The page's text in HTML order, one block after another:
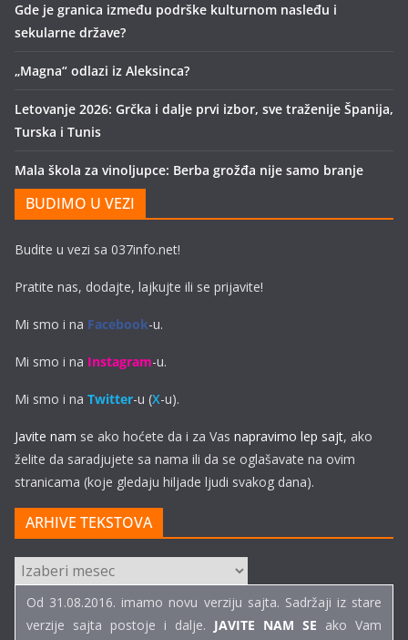
Gde je granica između podrške kulturnom nasleđu i
sekularne države?
„Magna“ odlazi iz Aleksinca?
Letovanje 2026: Grčka i dalje prvi izbor, sve traženije Španija,
Turska i Tunis
Mala škola za vinoljupce: Berba grožđa nije samo branje
BUDIMO U VEZI
Budite u vezi sa 037info.net!
Pratite nas, dodajte, lajkujte ili se prijavite!
Mi smo i na Facebook-u.
Mi smo i na Instagram-u.
Mi smo i na Twitter-u (X-u).
Javite nam se ako hoćete da i za Vas napravimo lep sajt, ako
želite da saradjujete sa nama ili da se oglašavate na ovim
stranicama (koje gledaju hiljade ljudi svakog dana).
ARHIVE TEKSTOVA
ARHIVE
TEKSTOVA
Od 31.08.2016. imamo novu verziju sajta. Sadržaji iz stare
verzije sajta postoje i dalje. JAVITE NAM SE ako Vam